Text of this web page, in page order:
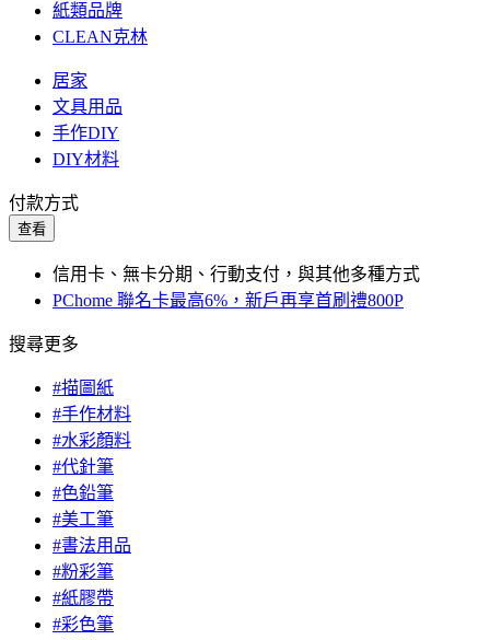
紙類品牌
CLEAN克林
居家
文具用品
手作DIY
DIY材料
付款方式
查看
信用卡、無卡分期、行動支付，與其他多種方式
PChome 聯名卡最高6%，新戶再享首刷禮800P
搜尋更多
#描圖紙
#手作材料
#水彩顏料
#代針筆
#色鉛筆
#美工筆
#書法用品
#粉彩筆
#紙膠帶
#彩色筆